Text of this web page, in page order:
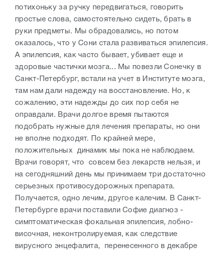
потихоньку за ручку передвигаться, говорить
простые слова, самостоятельно сидеть, брать в
руки предметы. Мы обрадовались, но потом
оказалось, что у Сони стала развиваться эпилепсия.
А эпилепсия, как часто бывает, убивает еще и
здоровые частички мозга... Мы повезли Сонечку в
Санкт-Петербург, встали на учет в Институте мозга,
там нам дали надежду на восстановление. Но, к
сожалению, эти надежды до сих пор себя не
оправдали. Врачи долгое время пытаются
подобрать нужные для лечения препараты, но они
не вполне подходят. По крайней мере,
положительных динамик мы пока не наблюдаем.
Врачи говорят, что совсем без лекарств нельзя, и
на сегодняшний день мы принимаем три достаточно
серьезных противосудорожных препарата.
Получается, одно лечим, другое калечим. В Санкт-
Петербурге врачи поставили Софие диагноз -
симптоматическая фокальная эпилепсия, лобно-
височная, неконтролируемая, как следствие
вирусного энцефалита, перенесенного в декабре